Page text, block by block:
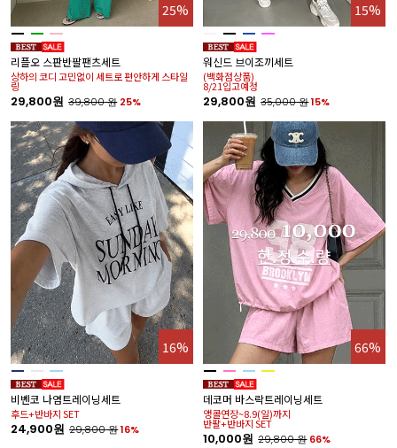
25%
리플오 스판반팔팬츠세트
상하의 코디 고민없이 세트로 편안하게 스타일
링
29,800원 39,800원 25%
15%
워신드 브이조끼세트
(백화점상품)
8/21입고예정
29,800원 35,000원15%
16%
비벤코 나염트레이닝세트
후드+반바지 SET
24,900원 29,800원16%
66%
데코머 바스락트레이닝세트
앵콜연장~8.9(일)까지
반팔+반바지 SET
10,000원 29,800원 66%